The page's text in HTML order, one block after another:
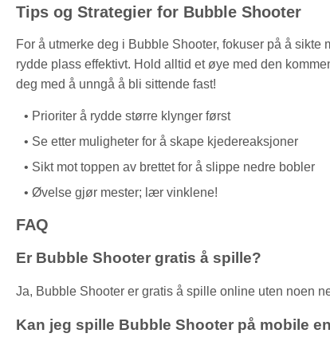
Tips og Strategier for Bubble Shooter
For å utmerke deg i Bubble Shooter, fokuser på å
rydde plass effektivt. Hold alltid et øye med den
deg med å unngå å bli sittende fast!
Prioriter å rydde større klynger først
Se etter muligheter for å skape kjedereaksjoner
Sikt mot toppen av brettet for å slippe nedre bobler
Øvelse gjør mester; lær vinklene!
FAQ
Er Bubble Shooter gratis å spille?
Ja, Bubble Shooter er gratis å spille online uten noen
Kan jeg spille Bubble Shooter på mobile